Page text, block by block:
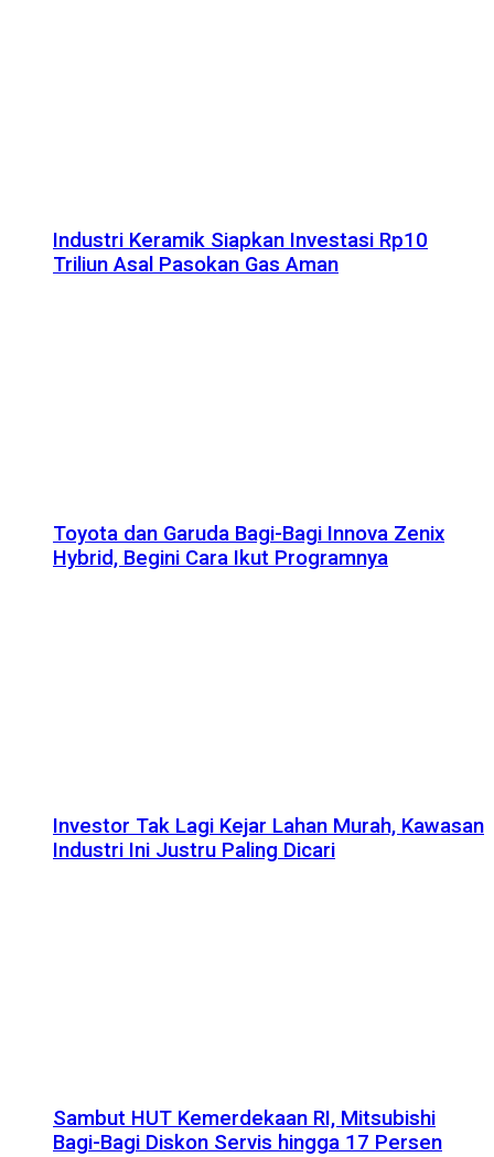
Industri Keramik Siapkan Investasi Rp10
Triliun Asal Pasokan Gas Aman
Toyota dan Garuda Bagi-Bagi Innova Zenix
Hybrid, Begini Cara Ikut Programnya
Investor Tak Lagi Kejar Lahan Murah, Kawasan
Industri Ini Justru Paling Dicari
Sambut HUT Kemerdekaan RI, Mitsubishi
Bagi-Bagi Diskon Servis hingga 17 Persen